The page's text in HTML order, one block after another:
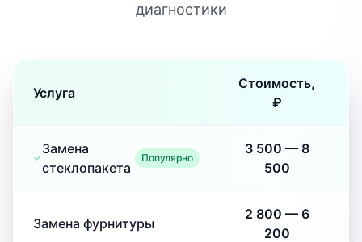
диагностики
Услуга
Стоимость,
₽
Замена
стеклопакета
Популярно
3 500 — 8
500
Замена фурнитуры
2 800 — 6
200